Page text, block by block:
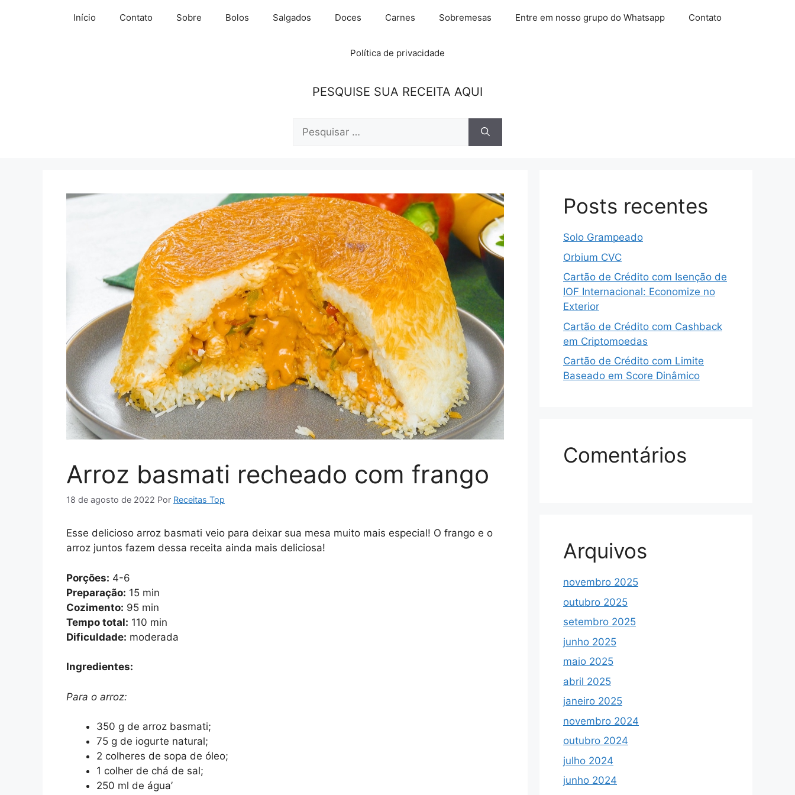
Início Contato Sobre Bolos Salgados Doces Carnes Sobremesas Entre em nosso grupo do Whatsapp Contato
Política de privacidade
PESQUISE SUA RECEITA AQUI
Pesquisar
Arroz basmati recheado com frango
18 de agosto de 2022 Por Receitas Top
Esse delicioso arroz basmati veio para deixar sua mesa muito mais especial! O frango e o
arroz juntos fazem dessa receita ainda mais deliciosa!
Porções: 4-6
Preparação: 15 min
Cozimento: 95 min
Tempo total: 110 min
Dificuldade: moderada
Ingredientes:
Para o arroz:
350 g de arroz basmati;
75 g de iogurte natural;
2 colheres de sopa de óleo;
1 colher de chá de sal;
250 ml de água’
Posts recentes
Solo Grampeado
Orbium CVC
Cartão de Crédito com Isenção de
IOF Internacional: Economize no
Exterior
Cartão de Crédito com Cashback
em Criptomoedas
Cartão de Crédito com Limite
Baseado em Score Dinâmico
Comentários
Arquivos
novembro 2025
outubro 2025
setembro 2025
junho 2025
maio 2025
abril 2025
janeiro 2025
novembro 2024
outubro 2024
julho 2024
junho 2024